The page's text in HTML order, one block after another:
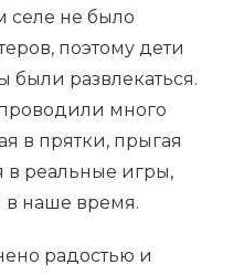
селе не было
поэтому дети
были развлекаться.
много
в прятки, прыгая
в реальные игры,
в наше время.
радостью и